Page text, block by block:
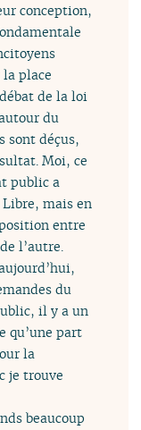
conception,
place
de la loi
du
sont déçus,
Moi, ce
public a
Libre, mais en
entre
l’autre.
du
il y a un
qu’une part
la
je trouve
beaucoup